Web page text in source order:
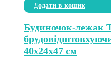
Додати в кошик
Будиночок-лежак
40х24х47 см